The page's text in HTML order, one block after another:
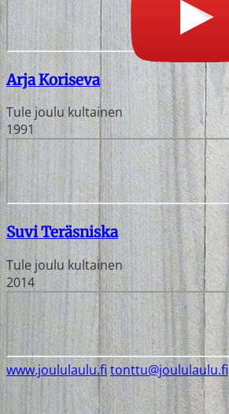
Arja Koriseva
Tule joulu kultainen
1991
Suvi Teräsniska
Tule joulu kultainen
2014
www.joululaulu.fitonttu@joululaulu.fi